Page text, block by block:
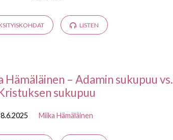
LISTEN
Hämäläinen – Adamin sukupuu vs.
sukupuu
8.6.2025 Miika Hämäläinen